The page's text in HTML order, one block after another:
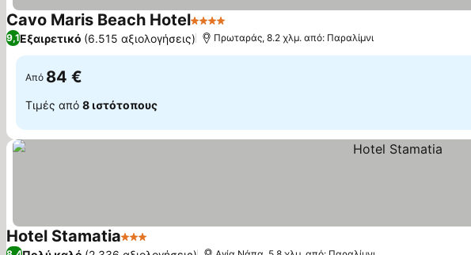
Cavo Maris Beach Hotel4 Αστέρια
9,1Εξαιρετικό (6.515 αξιολογήσεις) Πρωταράς, 8.2 χλμ. από: Παραλίμνι
Από 84 €
Τιμές από 8 ιστότοπους
Hotel Stamatia3 Αστέρια